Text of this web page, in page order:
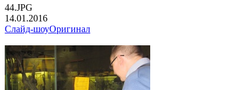
44.JPG
14.01.2016
Слайд-шоуОригинал